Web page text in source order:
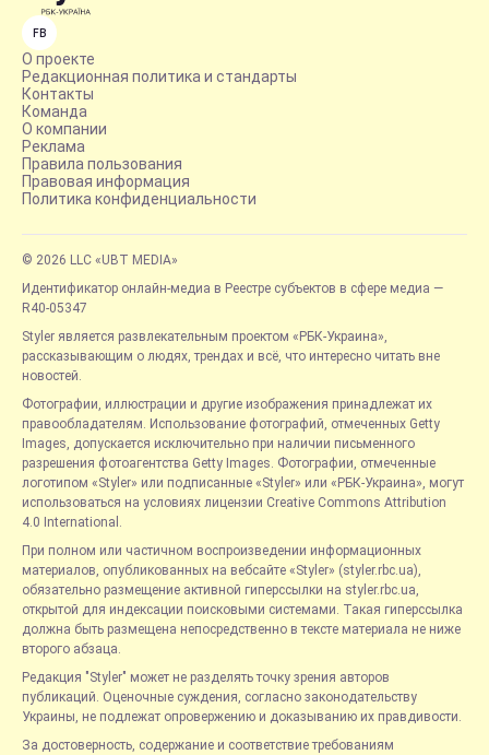
FB
О проекте
Редакционная политика и стандарты
Контакты
Команда
О компании
Реклама
Правила пользования
Правовая информация
Политика конфиденциальности
© 2026 LLC «UBT MEDIA»
Идентификатор онлайн-медиа в Реестре субъектов в сфере медиа —
R40-05347
Styler является развлекательным проектом «РБК-Украина»,
рассказывающим о людях, трендах и всё, что интересно читать вне
новостей.
Фотографии, иллюстрации и другие изображения принадлежат их
правообладателям. Использование фотографий, отмеченных Getty
Images, допускается исключительно при наличии письменного
разрешения фотоагентства Getty Images. Фотографии, отмеченные
логотипом «Styler» или подписанные «Styler» или «РБК-Украина», могут
использоваться на условиях лицензии Creative Commons Attribution
4.0 International.
При полном или частичном воспроизведении информационных
материалов, опубликованных на вебсайте «Styler» (styler.rbc.ua),
обязательно размещение активной гиперссылки на styler.rbc.ua,
открытой для индексации поисковыми системами. Такая гиперссылка
должна быть размещена непосредственно в тексте материала не ниже
второго абзаца.
Редакция "Styler" может не разделять точку зрения авторов
публикаций. Оценочные суждения, согласно законодательству
Украины, не подлежат опровержению и доказыванию их правдивости.
За достоверность, содержание и соответствие требованиям